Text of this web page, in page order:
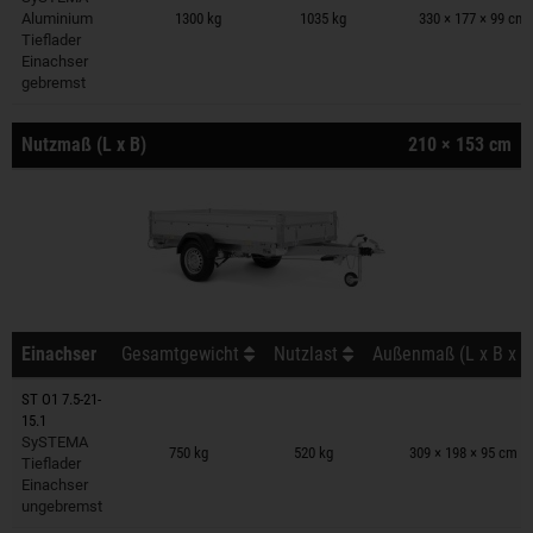
Aluminium
Tieflader
Einachser
gebremst
1300 kg 1035 kg 330 × 177 × 99 cm
Nutzmaß (L x B) 210 × 153 cm
Einachser Gesamtgewicht Nutzlast Außenmaß (L x B x
ST O1 7.5-21-
15.1
SySTEMA
Tieflader
Einachser
ungebremst
750 kg 520 kg 309 × 198 × 95 cm
Anhänger auf Merkzettel